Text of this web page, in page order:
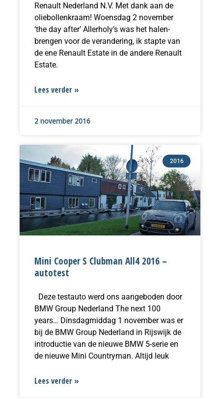
Renault Nederland N.V. Met dank aan de
oliebollenkraam! Woensdag 2 november
‘the day after’ Allerholy’s was het halen-
brengen voor de verandering, ik stapte van
de ene Renault Estate in de andere Renault
Estate.
Lees verder »
2 november 2016
2016
Mini Cooper S Clubman All4 2016 –
autotest
Deze testauto werd ons aangeboden door
BMW Group Nederland The next 100
years… Dinsdagmiddag 1 november was er
bij de BMW Group Nederland in Rijswijk de
introductie van de nieuwe BMW 5-serie en
de nieuwe Mini Countryman. Altijd leuk
Lees verder »